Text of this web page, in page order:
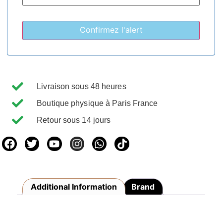
Livraison sous 48 heures
Boutique physique à Paris France
Retour sous 14 jours
Additional Information Brand